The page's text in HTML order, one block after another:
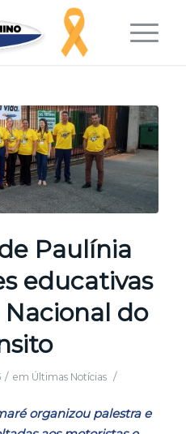
Paulínia
educativas
do
/ em Últimas Notícias /
organizou palestra e